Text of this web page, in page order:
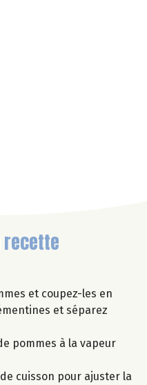
recette
et coupez-les en
et séparez
pommes à la vapeur
cuisson pour ajuster la